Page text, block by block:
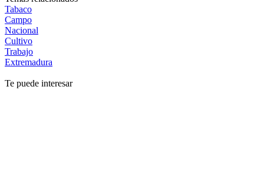
Tabaco
Campo
Nacional
Cultivo
Trabajo
Extremadura
Te puede interesar